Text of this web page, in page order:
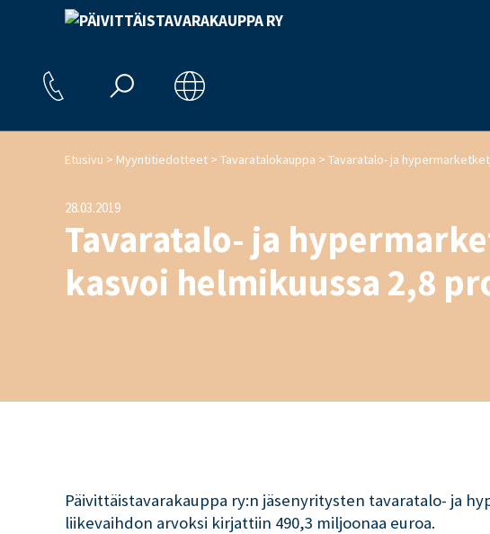
Etusivu > Myyntitiedotteet > Tavaratalokauppa >
28.03.2019
Tavaratalo- ja
kasvoi helmikuussa 2,8
Päivittäistavarakauppa ry:n jäsenyritysten tavaratalo- ja
liikevaihdon arvoksi kirjattiin 490,3 miljoonaa euroa.